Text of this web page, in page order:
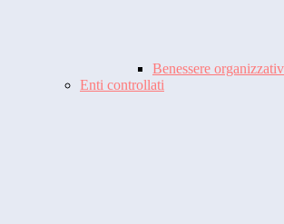
Benessere
Enti controllati